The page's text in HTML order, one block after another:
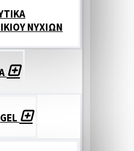
ΝΥΧΙΩΝ